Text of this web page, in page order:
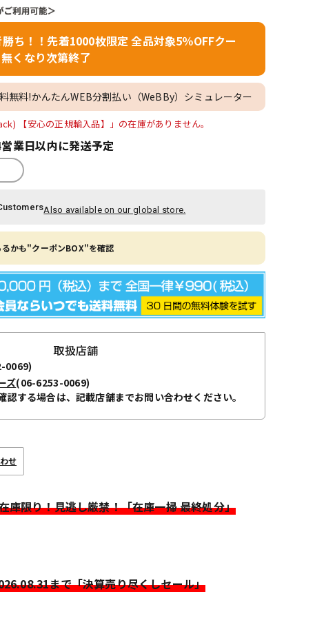
ち！！先着1000枚限定 全品対象5％OFFクー
くなり次第終了
無料!かんたんWEB分割払い（WeBBy）シミュレーター
【安心の正規輸入品】」の在庫がありません。
業日以内に発送予定
Also available on our global store.
かも"クーポンBOX"を確認
取扱店舗
0069)
ズ(06-6253-0069)
する場合は、記載店舗までお問い合わせください。
せ
庫限り！見逃し厳禁！「在庫一掃 最終処分」
まで「決算売り尽くしセール」